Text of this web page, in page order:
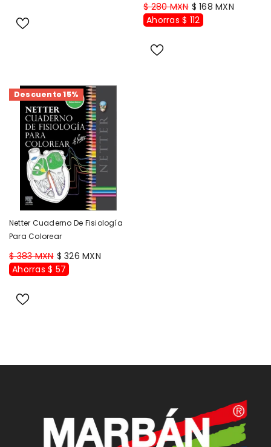
$ 280 MXN $ 168 MXN
Ahorras $ 112
Descuento 15%
Netter Cuaderno De Fisiología
Para Colorear
$ 383 MXN $ 326 MXN
Ahorras $ 57